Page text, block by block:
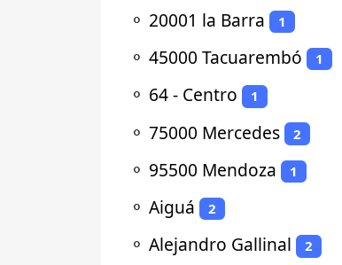
⚬ 20001 la Barra 1
⚬ 45000 Tacuarembó 1
⚬ 64 - Centro 1
⚬ 75000 Mercedes 2
⚬ 95500 Mendoza 1
⚬ Aiguá 2
⚬ Alejandro Gallinal 2